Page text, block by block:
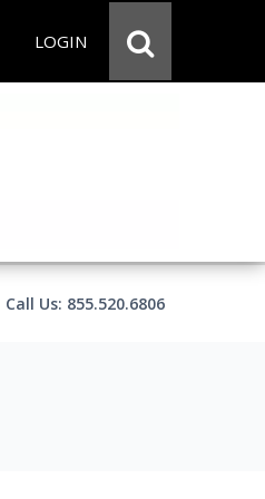
LOGIN
Call Us: 855.520.6806